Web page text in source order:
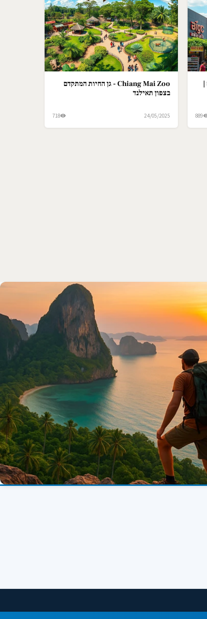
|
889
Chiang Mai Zoo - גן החיות המתקדם
בצפון תאילנד
24/05/2025
718